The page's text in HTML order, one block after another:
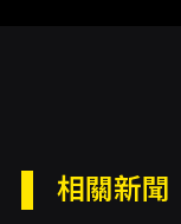
本場演出
音樂如何在
相關新聞